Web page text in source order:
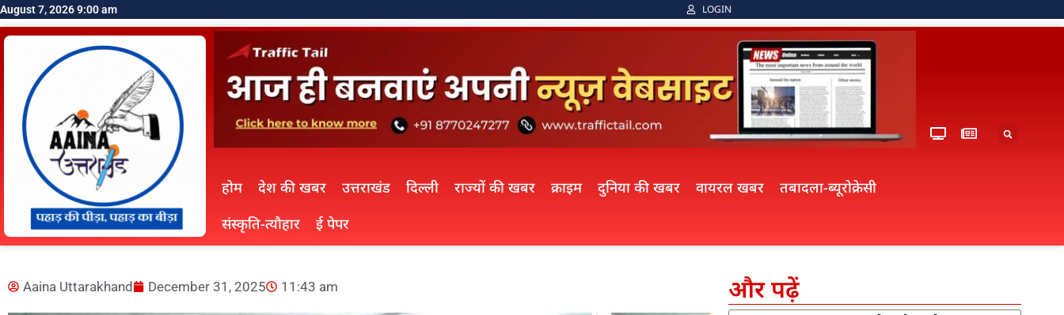
August 7, 2026 9:00 am LOGIN
होम देश की खबर उत्तराखंड दिल्ली राज्यों की खबर क्राइम दुनिया की खबर वायरल खबर
तबादला-ब्यूरोक्रेसी
संस्कृति-त्यौहार
ई पेपर
Aaina Uttarakhand December 31, 2025 11:43 am और पढ़ें